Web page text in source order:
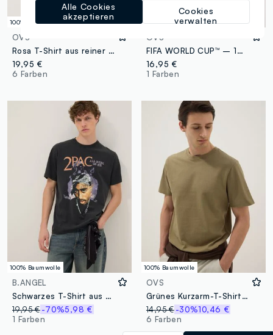
100% Baumwolle
OVS
Rosa T-Shirt aus reiner Baumwolle im Relaxed Fit
19,95 €
6 Farben
Neue Kollektion
OVS
FIFA WORLD CUP™ – 1970
16,95 €
1 Farben
100% Baumwolle
B.ANGEL
Schwarzes T-Shirt aus reiner Baumwolle mit 2Pac-Print, Relaxed Fit
19,95 €-70%5,98 €
1 Farben
100% Baumwolle
OVS
Grünes Kurzarm-T-Shirt aus reiner Baumwolle
14,95 € -30%10,46 €
6 Farben
Cookies
verwalten
Alle Cookies
akzeptieren